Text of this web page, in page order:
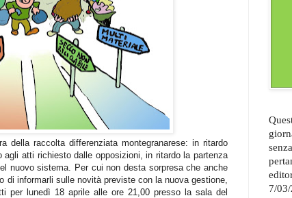
della raccolta differenziata montegranarese: in ritardo
agli atti richiesto dalle opposizioni, in ritardo la partenza
nuovo sistema. Per cui non desta sorpresa che anche
di informarli sulle novità previste con la nuova gestione,
per lunedì 18 aprile alle ore 21,00 presso la sala del
7/